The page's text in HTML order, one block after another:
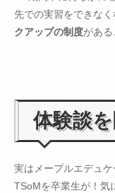
先での実習をできな
クアップの制度があ
体験談
実はメープルエデュ
TSoMを卒業生が！気